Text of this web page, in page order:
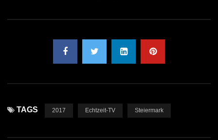
TAGS 2017 Echtzeit-TV Steiermark